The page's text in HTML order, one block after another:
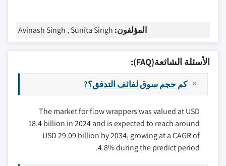
المؤلفون: Avinash Singh , Sunita Singh
الأسئلة الشائعة(FAQ):
كم حجم سوق لفائف التدفق؟?
The market for flow wrappers was valued at USD
18.4 billion in 2024 and is expected to reach around
USD 29.09 billion by 2034, growing at a CAGR of
4.8% during the predict period.